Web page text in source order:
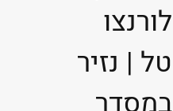
לורנצו
טל | נזיר